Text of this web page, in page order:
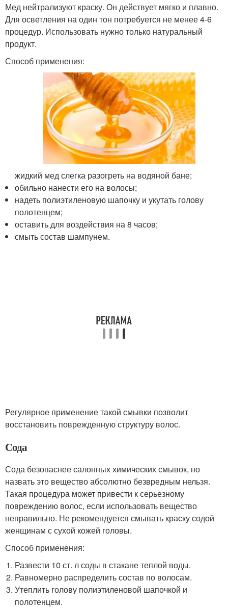
Мед нейтрализуют краску. Он действует мягко и плавно.
Для осветления на один тон потребуется не менее 4-6
процедур. Использовать нужно только натуральный
продукт.
Способ применения:
жидкий мед слегка разогреть на водяной бане;
обильно нанести его на волосы;
надеть полиэтиленовую шапочку и укутать голову
полотенцем;
оставить для воздействия на 8 часов;
смыть состав шампунем.
Регулярное применение такой смывки позволит
восстановить поврежденную структуру волос.
Сода
Сода безопаснее салонных химических смывок, но
назвать это вещество абсолютно безвредным нельзя.
Такая процедура может привести к серьезному
повреждению волос, если использовать вещество
неправильно. Не рекомендуется смывать краску содой
женщинам с сухой кожей головы.
Способ применения:
Развести 10 ст. л соды в стакане теплой воды.
Равномерно распределить состав по волосам.
Утеплить голову полиэтиленовой шапочкой и
полотенцем.